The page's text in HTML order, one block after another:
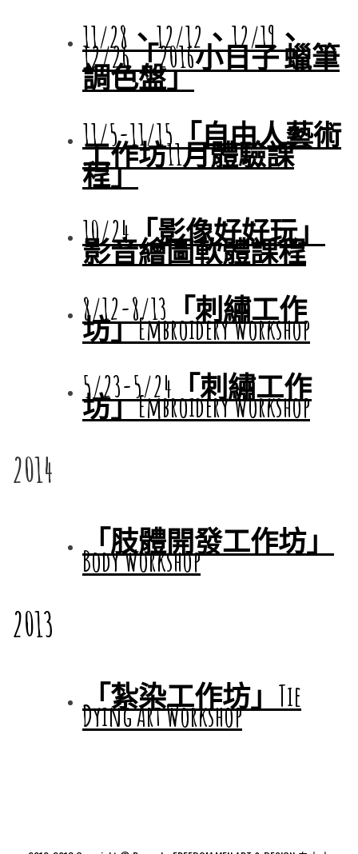
11/28、12/12、12/19、
12/26「2016小日子 蠟筆
調色盤」
11/5-11/15「自由人藝術
工作坊11月體驗課
程」
10/24「影像好好玩」
影音繪圖軟體課程
8/12-8/13 「刺繡工作
坊」Embroidery Workshop
5/23-5/24「刺繡工作
坊」Embroidery Workshop
2014
「肢體開發工作坊」
Body Workshop
2013
「紮染工作坊」Tie
Dying Art Workshop